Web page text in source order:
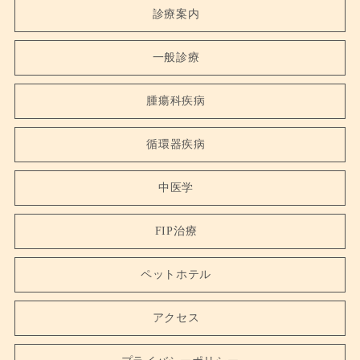
診療案内
一般診療
腫瘍科疾病
循環器疾病
中医学
FIP治療
ペットホテル
アクセス